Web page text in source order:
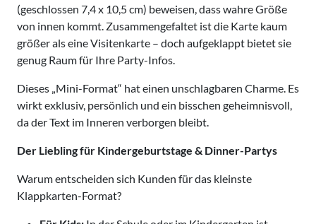
(geschlossen 7,4 x 10,5 cm) beweisen, dass wahre Größe
von innen kommt. Zusammengefaltet ist die Karte kaum
größer als eine Visitenkarte – doch aufgeklappt bietet sie
genug Raum für Ihre Party-Infos.
Dieses „Mini-Format“ hat einen unschlagbaren Charme. Es
wirkt exklusiv, persönlich und ein bisschen geheimnisvoll,
da der Text im Inneren verborgen bleibt.
Der Liebling für Kindergeburtstage & Dinner-Partys
Warum entscheiden sich Kunden für das kleinste
Klappkarten-Format?